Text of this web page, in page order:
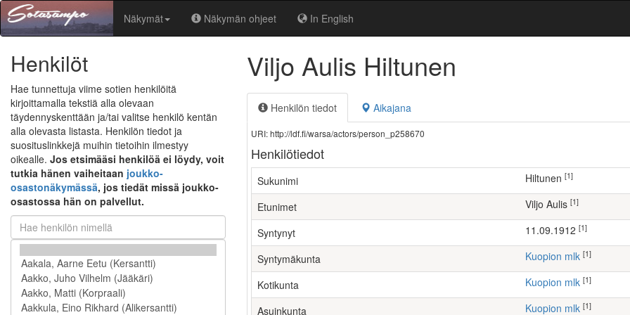
Näkymät Näkymän ohjeet In English
Henkilöt
Hae tunnettuja viime sotien henkilöitä
kirjoittamalla tekstiä alla olevaan
täydennyskenttään ja/tai valitse henkilö kentän
alla olevasta listasta. Henkilön tiedot ja
suosituslinkkejä muihin tietoihin ilmestyy
oikealle. Jos etsimääsi henkilöä ei löydy, voit
tutkia hänen vaiheitaan joukko-
osastonäkymässä, jos tiedät missä joukko-
osastossa hän on palvellut.
Viljo Aulis Hiltunen
Henkilön tiedot Aikajana
URI: http://ldf.fi/warsa/actors/person_p258670
Henkilötiedot
Sukunimi Hiltunen [1]
Etunimet Viljo Aulis [1]
Syntynyt 11.09.1912 [1]
Syntymäkunta Kuopion mlk [1]
Kotikunta Kuopion mlk [1]
Asuinkunta Kuopion mlk [1]